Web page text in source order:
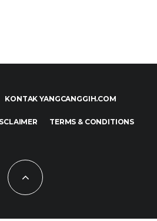
KONTAK YANGCANGGIH.COM
TERMS & CONDITIONS